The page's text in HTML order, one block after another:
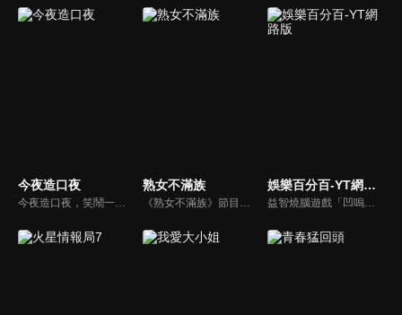
今夜造口夜
今夜造口夜，笑鬧一整夜。以網路自製嘲諷節目走紅、在網路擁有廣大支持群眾和影響力的主播「視網膜」，藉此一揉合綜藝與喜劇之談話性節目，帶觀眾以輕鬆之方式，瞭解時下最熱門、最能引起共鳴的社會議題、現象和人物。 多元的切入角度、最輕鬆易懂的議題剖析、言論尺度不設限！
熟女不滿族
《熟女不滿族》節目主題均有關25-49歲的未婚女性，這些熟女們漂亮卻擔心嫁不出去，獨立卻希望有人疼，最怕寂寞，只能用工作填滿時間，她們是最矛盾最不滿足的一群人。
娛樂百分百-YT網路版
益智燒腦遊戲「凹嗚狼人殺」激發你的邏輯推理能力，偶像巨星雲集，全球娛樂資訊，一手掌握不脫節！2025全新升級改版，盡在《娛樂百分百-YT網路版》！